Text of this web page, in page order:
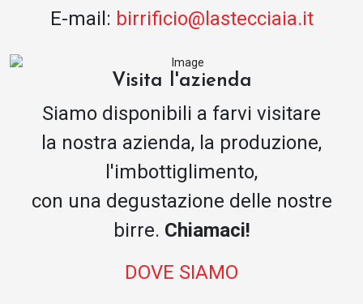
E-mail: birrificio@lastecciaia.it
Visita l'azienda
Siamo disponibili a farvi visitare
la nostra azienda, la produzione,
l'imbottiglimento,
con una degustazione delle nostre
birre. Chiamaci!
DOVE SIAMO